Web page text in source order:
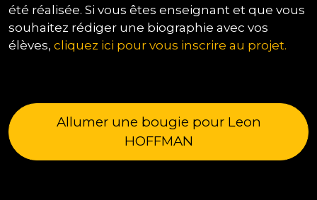
été réalisée. Si vous êtes enseignant et que vous
souhaitez rédiger une biographie avec vos
élèves, cliquez ici pour vous inscrire au projet.
Allumer une bougie pour Leon
HOFFMAN